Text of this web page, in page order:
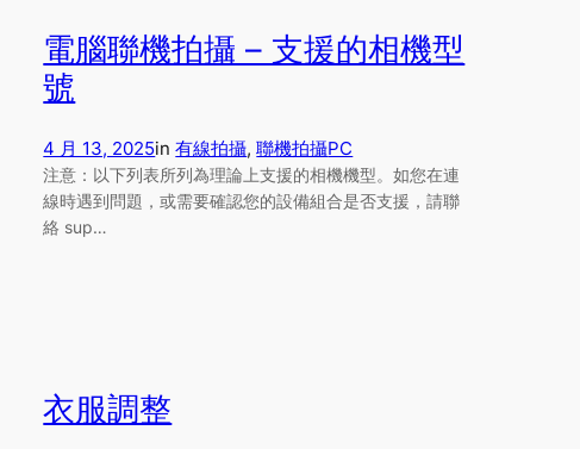
電腦聯機拍攝 – 支援的相機型
號
4 月 13, 2025in有線拍攝, 聯機拍攝PC
注意：以下列表所列為理論上支援的相機機型。如您在連
線時遇到問題，或需要確認您的設備組合是否支援，請聯
絡 sup…
衣服調整